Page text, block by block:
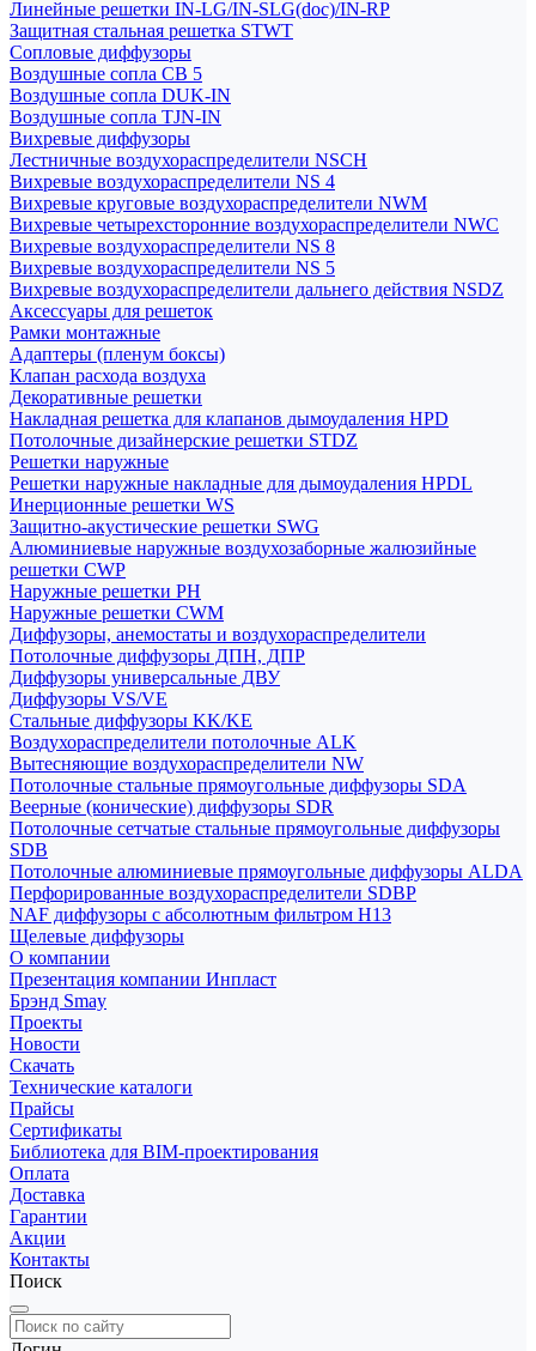
Линейные решетки IN-LG/IN-SLG(doc)/IN-RP
Защитная стальная решетка STWT
Сопловые диффузоры
Воздушные сопла СВ 5
Воздушные сопла DUK-IN
Воздушные сопла TJN-IN
Вихревые диффузоры
Лестничные воздухораспределители NSCH
Вихревые воздухораспределители NS 4
Вихревые круговые воздухораспределители NWM
Вихревые четырехсторонние воздухораспределители NWC
Вихревые воздухораспределители NS 8
Вихревые воздухораспределители NS 5
Вихревые воздухораспределители дальнего действия NSDZ
Аксессуары для решеток
Рамки монтажные
Адаптеры (пленум боксы)
Клапан расхода воздуха
Декоративные решетки
Накладная решетка для клапанов дымоудаления HPD
Потолочные дизайнерские решетки STDZ
Решетки наружные
Решетки наружные накладные для дымоудаления HPDL
Инерционные решетки WS
Защитно-акустические решетки SWG
Алюминиевые наружные воздухозаборные жалюзийные
решетки CWP
Наружные решетки РН
Наружные решетки CWM
Диффузоры, анемостаты и воздухораспределители
Потолочные диффузоры ДПН, ДПР
Диффузоры универсальные ДВУ
Диффузоры VS/VE
Стальные диффузоры KK/KE
Воздухораспределители потолочные ALK
Вытесняющие воздухораспределители NW
Потолочные стальные прямоугольные диффузоры SDA
Веерные (конические) диффузоры SDR
Потолочные сетчатые стальные прямоугольные диффузоры
SDB
Потолочные алюминиевые прямоугольные диффузоры ALDA
Перфорированные воздухораспределители SDBP
NAF диффузоры с абсолютным фильтром Н13
Щелевые диффузоры
О компании
Презентация компании Инпласт
Брэнд Smay
Проекты
Новости
Скачать
Технические каталоги
Прайсы
Сертификаты
Библиотека для BIM-проектирования
Оплата
Доставка
Гарантии
Акции
Контакты
Поиск